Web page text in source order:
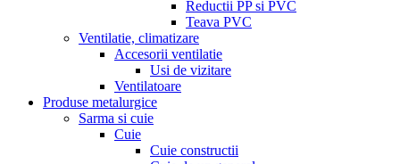
Reductii PP si PVC
Teava PVC
Ventilatie, climatizare
Accesorii ventilatie
Usi de vizitare
Ventilatoare
Produse metalurgice
Sarma si cuie
Cuie
Cuie constructii